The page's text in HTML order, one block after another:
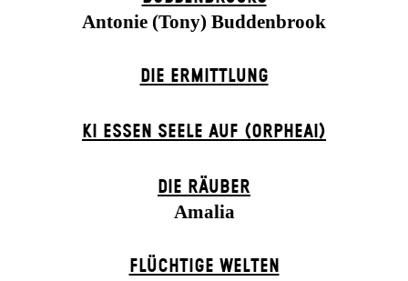
Antonie (Tony) Buddenbrook
DIE ERMITTLUNG
KI ESSEN SEELE AUF (ORPHEAI)
DIE RÄUBER
Amalia
FLÜCHTIGE WELTEN